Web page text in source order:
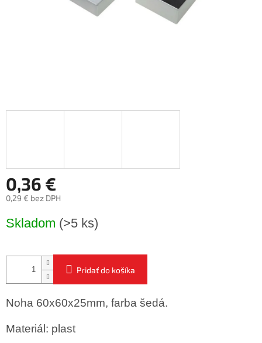
0,36 €
0,29 € bez DPH
cena:
Skladom (>5 ks)
Pridať do košíka
Noha 60x60x25mm, farba šedá.
Materiál: plast